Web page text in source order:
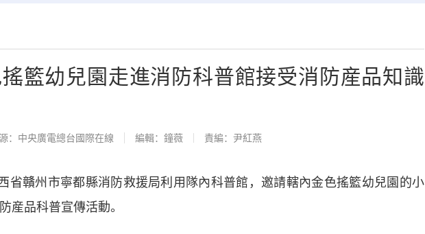
籃幼兒園走進消防科普館接受消防産品知識
：中央廣電總台國際在線 編輯：鐘薇 責編：尹紅燕
贛州市寧都縣消防救援局利用隊內科普館，邀請轄內金色搖籃幼兒園的小
産品科普宣傳活動。